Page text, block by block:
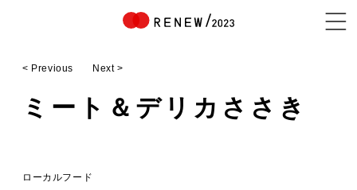
< Previous Next >
ミート＆デリカささき
ローカルフード